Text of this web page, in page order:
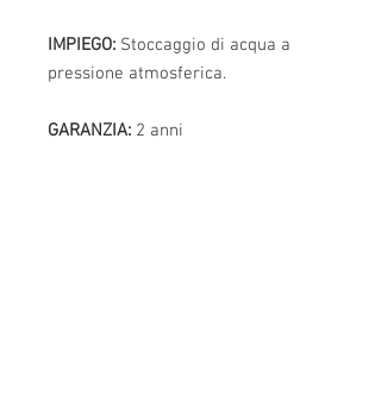
IMPIEGO: Stoccaggio di acqua a
pressione atmosferica.
GARANZIA: 2 anni